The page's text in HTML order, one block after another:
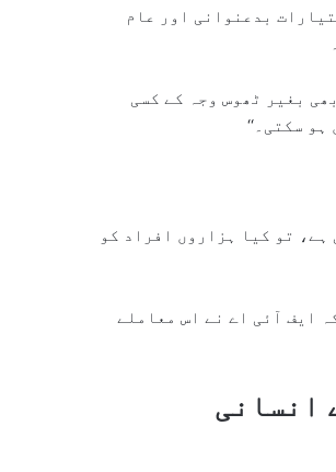
بدعنوانی اور عام
بغیر ٹھوس وجہ کے کسی
سکتی۔‘‘
تو کیا ہزاروں افراد کو
ایف آئی اے نے اس معاملے
انسانی